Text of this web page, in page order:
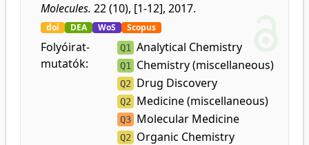
Molecules. 22 (10), [1-12], 2017.
doi DEA WoS Scopus
Folyóirat-
mutatók:
Q1 Analytical Chemistry
Q1 Chemistry (miscellaneous)
Q2 Drug Discovery
Q2 Medicine (miscellaneous)
Q3 Molecular Medicine
Q2 Organic Chemistry